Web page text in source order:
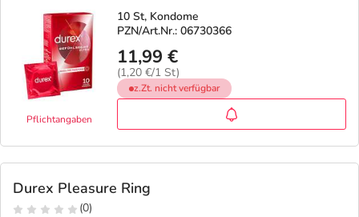
Pflichtangaben
10 St, Kondome
PZN/Art.Nr.: 06730366
11,99 €
(1,20 €/1 St)
z.Zt. nicht verfügbar
Durex Pleasure Ring
(0)